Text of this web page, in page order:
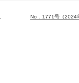
No．1771号（2024